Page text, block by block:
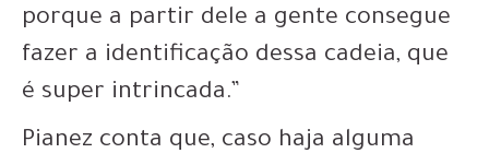
porque a partir dele a gente consegue
fazer a identificação dessa cadeia, que
é super intrincada.”
Pianez conta que, caso haja alguma